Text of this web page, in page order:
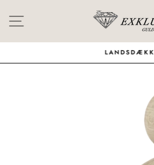
LANDSDÆKKENDE